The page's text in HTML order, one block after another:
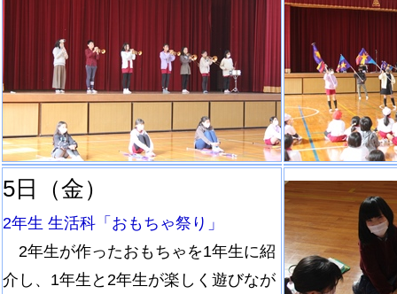
5日（金）
2年生 生活科「おもちゃ祭り」
2年生が作ったおもちゃを1年生に紹
介し、1年生と2年生が楽しく遊びなが